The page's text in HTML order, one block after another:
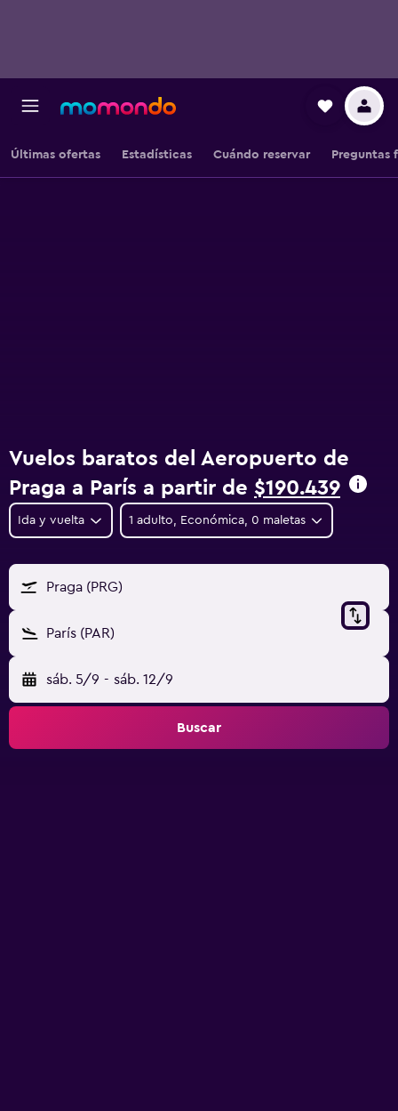
Últimas ofertas Estadísticas Cuándo reservar Preguntas
Vuelos baratos del Aeropuerto de
Praga a París a partir de $190.439
Ida y vuelta 1 adulto, Económica, 0 maletas
Praga (PRG)
París (PAR)
sáb. 5/9 - sáb. 12/9
Buscar